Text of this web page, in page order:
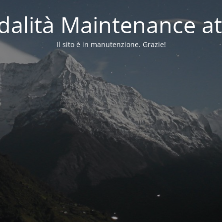
Maintenance
Il sito è in manutenzione. Grazie!